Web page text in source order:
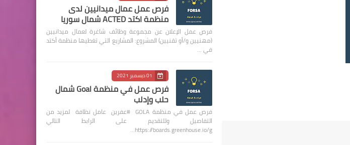
فرص عمل عمال ميدانيين لدى
منظمة اكتد ACTED شمال سوريا
فرص عمل الإعلان عن مجموعة وظائف شاغرة لعمال ميدانيين
(مهنيين و/أو تقنيين) المشروع: المشاريع التي تغطيها منظمة أكتد
في …
01 ديسمبر 2021
فرص عمل في منظمة Goal شمال
حلب وإدلب
فرص عمل في منظمة GOLA #عفرين عامل نظافة لمزيد من
التفاصيل وللتقديم على الرابط التالي
https://boards.greenhouse.io/g…